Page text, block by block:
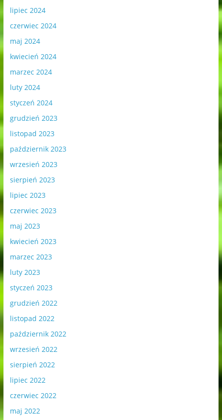
lipiec 2024
czerwiec 2024
maj 2024
kwiecień 2024
marzec 2024
luty 2024
styczeń 2024
grudzień 2023
listopad 2023
październik 2023
wrzesień 2023
sierpień 2023
lipiec 2023
czerwiec 2023
maj 2023
kwiecień 2023
marzec 2023
luty 2023
styczeń 2023
grudzień 2022
listopad 2022
październik 2022
wrzesień 2022
sierpień 2022
lipiec 2022
czerwiec 2022
maj 2022